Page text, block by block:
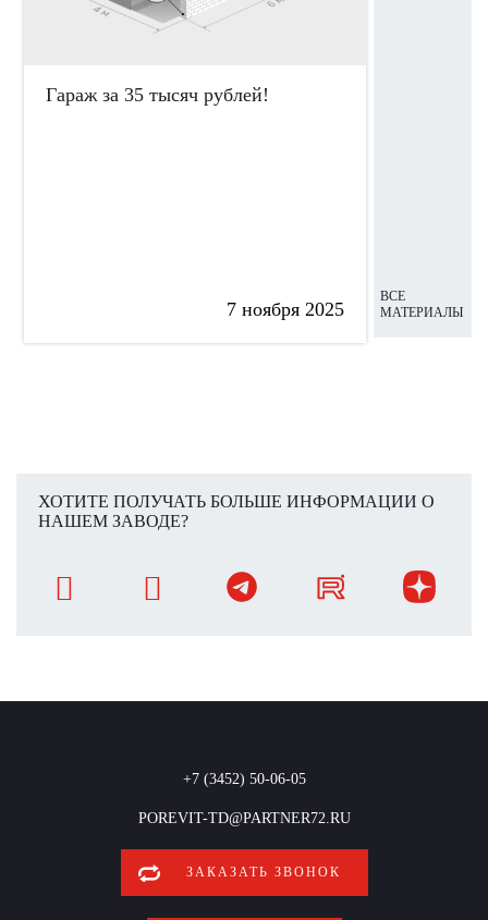
Гараж за 35 тысяч рублей!
7 ноября 2025
ВСЕ
МАТЕРИАЛЫ
ХОТИТЕ ПОЛУЧАТЬ БОЛЬШЕ ИНФОРМАЦИИ О
НАШЕМ ЗАВОДЕ?
+7 (3452) 50-06-05
POREVIT-TD@PARTNER72.RU
ЗАКАЗАТЬ ЗВОНОК